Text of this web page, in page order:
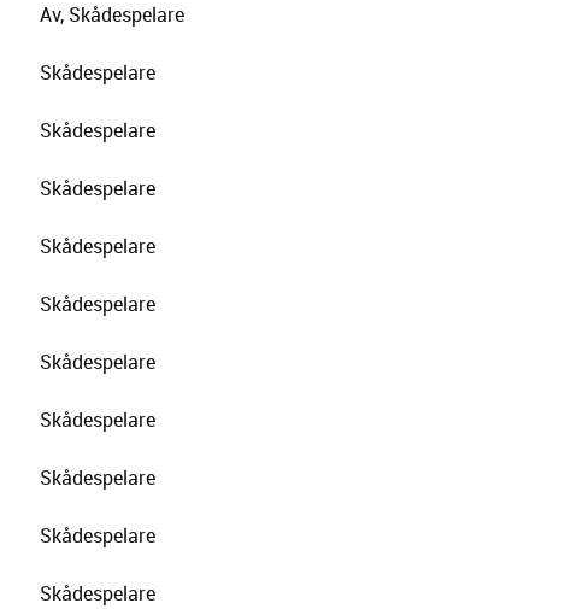
Av, Skådespelare
Skådespelare
Skådespelare
Skådespelare
Skådespelare
Skådespelare
Skådespelare
Skådespelare
Skådespelare
Skådespelare
Skådespelare